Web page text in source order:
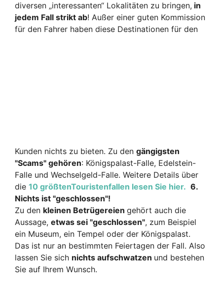
diversen „interessanten“ Lokalitäten zu bringen, in
jedem Fall strikt ab! Außer einer guten Kommission
für den Fahrer haben diese Destinationen für den
Kunden nichts zu bieten. Zu den gängigsten
"Scams" gehören: Königspalast-Falle, Edelstein-
Falle und Wechselgeld-Falle. Weitere Details über
die 10 größtenTouristenfallen lesen Sie hier. 6.
Nichts ist "geschlossen"!
Zu den kleinen Betrügereien gehört auch die
Aussage, etwas sei "geschlossen", zum Beispiel
ein Museum, ein Tempel oder der Königspalast.
Das ist nur an bestimmten Feiertagen der Fall. Also
lassen Sie sich nichts aufschwatzen und bestehen
Sie auf Ihrem Wunsch.